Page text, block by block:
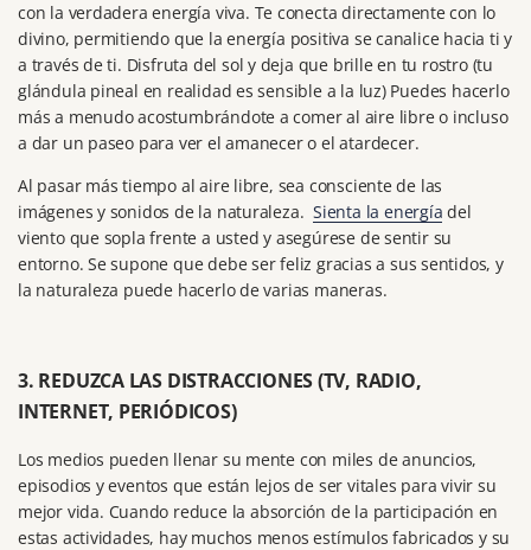
con la verdadera energía viva. Te conecta directamente con lo
divino, permitiendo que la energía positiva se canalice hacia ti y
a través de ti. Disfruta del sol y deja que brille en tu rostro (tu
glándula pineal en realidad es sensible a la luz) Puedes hacerlo
más a menudo acostumbrándote a comer al aire libre o incluso
a dar un paseo para ver el amanecer o el atardecer.
Al pasar más tiempo al aire libre, sea consciente de las
imágenes y sonidos de la naturaleza. Sienta la energía del
viento que sopla frente a usted y asegúrese de sentir su
entorno. Se supone que debe ser feliz gracias a sus sentidos, y
la naturaleza puede hacerlo de varias maneras.
3. REDUZCA LAS DISTRACCIONES (TV, RADIO,
INTERNET, PERIÓDICOS)
Los medios pueden llenar su mente con miles de anuncios,
episodios y eventos que están lejos de ser vitales para vivir su
mejor vida. Cuando reduce la absorción de la participación en
estas actividades, hay muchos menos estímulos fabricados y su